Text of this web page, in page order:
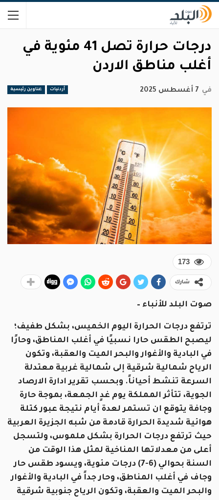
درجات حرارة تصل 41 مئوية في
أغلب مناطق الاردن
أردنيات عناوين رئيسية في 7 أغسطس 2025
173
شارك
صوت البلد للأنباء –
ترتفع درجات الحرارة اليوم الخميس، بشكل طفيف؛
ليصبح الطقس حارا نسبيًا في أغلب المناطق، وحارًا
في البادية والأغوار والبحر الميت والعقبة، وتكون
الرياح شمالية شرقية إلى شمالية غربية معتدلة
السرعة تنشط أحياناً. وبحسب تقرير ادارة الارصاد
الجوية، تتأثر المملكة يوم غدٍ الجمعة، بموجة حارة
وجافة يتوقع ان تستمر لعدة أيام نتيجة عبور كتلة
هوائية شديدة الحرارة قادمة من شبه الجزيرة العربية
حيث ترتفع درجات الحرارة بشكل ملموس، ولتسجل
أعلى من معدلاتها المناخية لمثل هذا الوقت من
السنة بحوالي (6-7) درجات مئوية، ويسود طقس حار
وجاف في أغلب المناطق، وحار جداً في البادية والأغوار
والبحر الميت والعقبة، وتكون الرياح جنوبية شرقية